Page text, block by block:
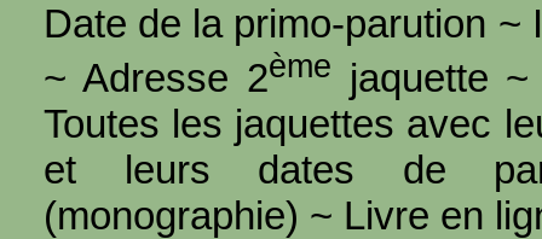
Date de la primo-parution ~
~ Adresse 2ème jaquette
Toutes les jaquettes avec
et leurs dates de
(monographie) ~ Livre en